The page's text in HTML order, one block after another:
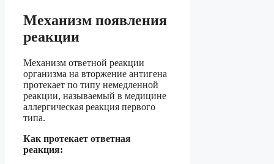
Механизм появления
реакции
Механизм ответной реакции
организма на вторжение антигена
протекает по типу немедленной
реакции, называемый в медицине
аллергическая реакция первого
типа.
Как протекает ответная
реакция: